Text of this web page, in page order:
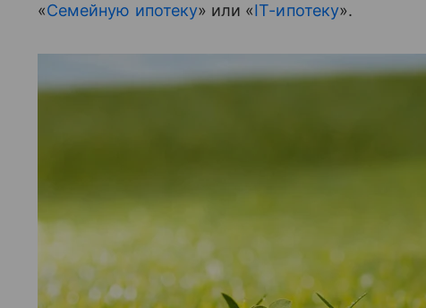
«Семейную ипотеку» или «IT-ипотеку».